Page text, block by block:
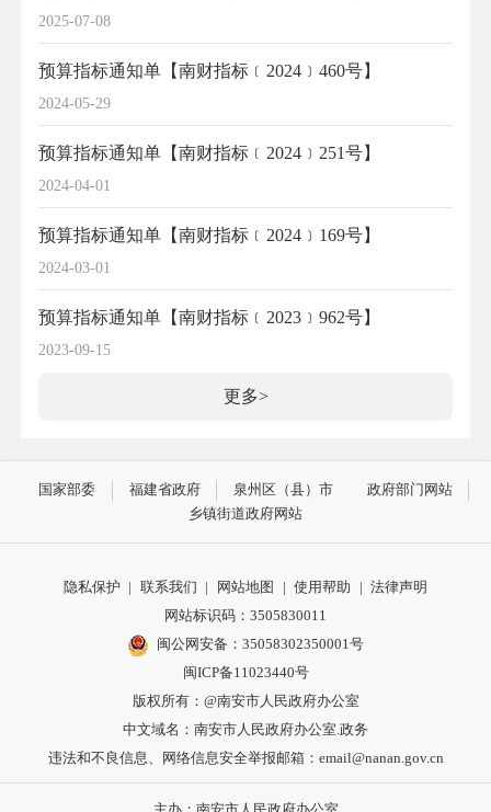
2025-07-08
2024-05-29
预算指标通知单【南财指标﹝2024﹞460号】
2024-04-01
预算指标通知单【南财指标﹝2024﹞251号】
2024-03-01
预算指标通知单【南财指标﹝2024﹞169号】
2023-09-15
预算指标通知单【南财指标﹝2023﹞962号】
更多>
国家部委 福建省政府 泉州区（县）市
政府部门网站
乡镇街道政府网站
隐私保护 | 联系我们 | 网站地图 | 使用帮助 | 法律声明
网站标识码：3505830011
闽公网安备：35058302350001号
闽ICP备11023440号
版权所有：@南安市人民政府办公室
中文域名：南安市人民政府办公室.政务
违法和不良信息、网络信息安全举报邮箱：email@nanan.gov.cn